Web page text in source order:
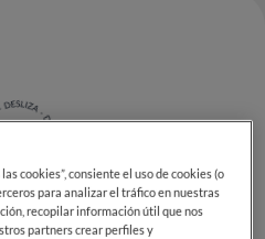
cookies”, consiente el uso de cookies (o
para analizar el tráfico en nuestras
recopilar información útil que nos
partners crear perfiles y